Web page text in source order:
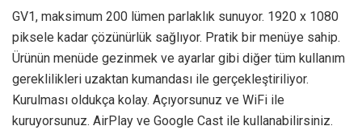
GV1, maksimum 200 lümen parlaklık sunuyor. 1920 x 1080
piksele kadar çözünürlük sağlıyor. Pratik bir menüye sahip.
Ürünün menüde gezinmek ve ayarlar gibi diğer tüm kullanım
gereklilikleri uzaktan kumandası ile gerçekleştiriliyor.
Kurulması oldukça kolay. Açıyorsunuz ve WiFi ile
kuruyorsunuz. AirPlay ve Google Cast ile kullanabilirsiniz.